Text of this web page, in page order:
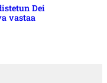
Dei
vastaa